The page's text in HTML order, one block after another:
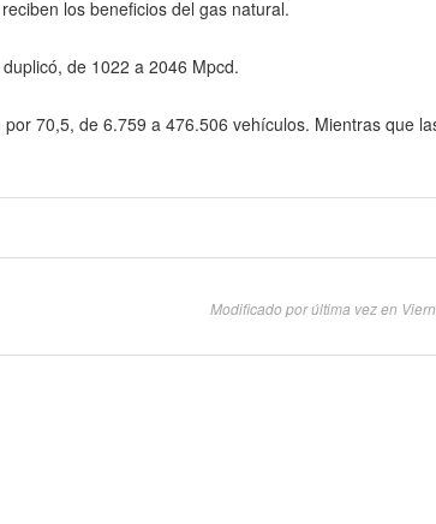
los beneficios del gas natural.
de 1022 a 2046 Mpcd.
70,5, de 6.759 a 476.506 vehículos. Mientras que
Modificado por última vez en